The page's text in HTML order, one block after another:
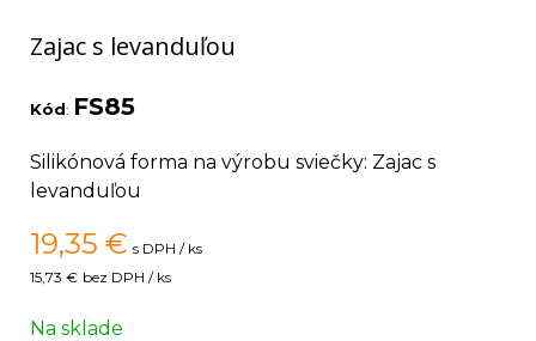
Zajac s levanduľou
Kód: FS85
Silikónová forma na výrobu sviečky: Zajac s
levanduľou
19,35 € s DPH / ks
15,73 € bez DPH / ks
Na sklade